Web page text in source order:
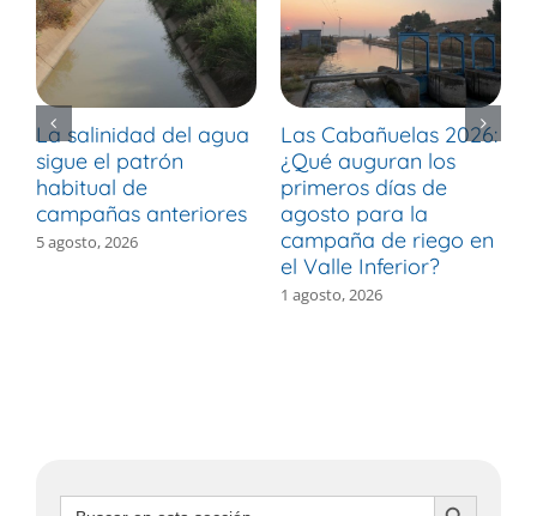
La salinidad del agua
sigue el patrón
habitual de
campañas anteriores
5 agosto, 2026
Las Cabañuelas 2026:
¿Qué auguran los
primeros días de
agosto para la
campaña de riego en
el Valle Inferior?
1 agosto, 2026
Buscar: Botón de búsqueda